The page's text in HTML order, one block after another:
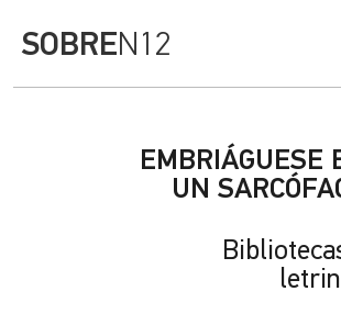
SOBREN12
EMBRIÁGUESE
UN